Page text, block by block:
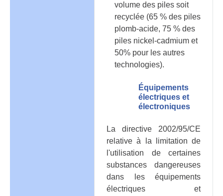
volume des piles soit
recyclée (65 % des piles
plomb-acide, 75 % des
piles nickel-cadmium et
50% pour les autres
technologies).
Équipements
électriques et
électroniques
La directive 2002/95/CE
relative à la limitation de
l'utilisation de certaines
substances dangereuses
dans les équipements
électriques et